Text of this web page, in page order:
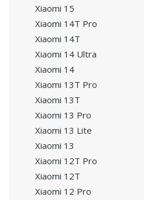
Xiaomi 15
Xiaomi 14T Pro
Xiaomi 14T
Xiaomi 14 Ultra
Xiaomi 14
Xiaomi 13T Pro
Xiaomi 13T
Xiaomi 13 Pro
Xiaomi 13 Lite
Xiaomi 13
Xiaomi 12T Pro
Xiaomi 12T
Xiaomi 12 Pro